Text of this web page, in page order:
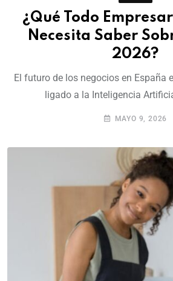
¿Qué Todo
Necesita Saber
2026?
El futuro de los negocios en España
ligado a la Inteligencia
MAYO 9, 2026